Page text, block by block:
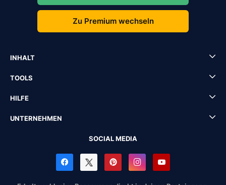
Zu Premium wechseln
INHALT
TOOLS
HILFE
UNTERNEHMEN
SOCIAL MEDIA